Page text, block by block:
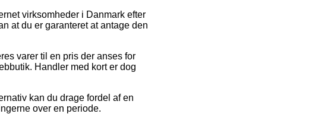
virksomheder i Danmark efter
at du er garanteret at antage den
varer til en pris der anses for
Handler med kort er dog
kan du drage fordel af en
over en periode.